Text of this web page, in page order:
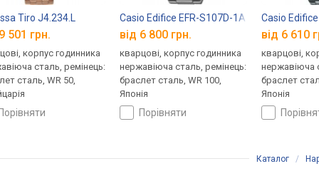
Tiro J4.234.L
501 грн.
корпус годинника
сталь, ремінець:
сталь, WR 50,
порівняти
Casio Edifice EFR-S107D-1A
від 6 800 грн.
кварцові, корпус годинника
нержавіюча сталь, ремінець:
браслет сталь, WR 100,
Японія
порівняти
Casio
від 6 610
кварцові,
нержавіюча
браслет
Японія
Каталог /